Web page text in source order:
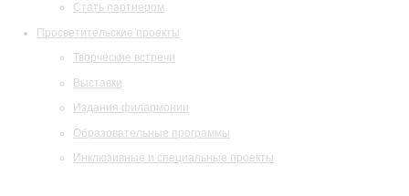
Стать партнером
Просветительские проекты
Творческие встречи
Выставки
Издания филармонии
Образовательные программы
Инклюзивные и специальные проекты